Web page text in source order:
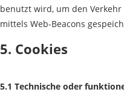
benutzt wird, um den
mittels Web-Beacons
5. Cookies
5.1 Technische oder